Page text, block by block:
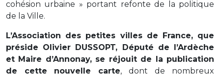
cohésion urbaine » portant refonte de la politique
de la Ville.
L’Association des petites villes de France, que
préside Olivier DUSSOPT, Député de l’Ardèche
et Maire d’Annonay, se réjouit de la publication
de cette nouvelle carte, dont de nombreux